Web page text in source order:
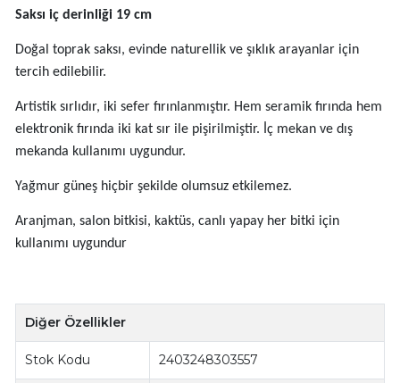
Saksı iç derinliği 19 cm
Doğal toprak saksı, evinde naturellik ve şıklık arayanlar için
tercih edilebilir.
Artistik sırlıdır, iki sefer fırınlanmıştır. Hem seramik fırında hem
elektronik fırında iki kat sır ile pişirilmiştir. İç mekan ve dış
mekanda kullanımı uygundur.
Yağmur güneş hiçbir şekilde olumsuz etkilemez.
Aranjman, salon bitkisi, kaktüs, canlı yapay her bitki için
kullanımı uygundur
Diğer Özellikler
Stok Kodu 2403248303557